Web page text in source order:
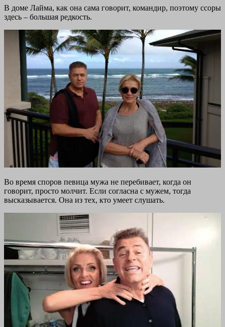
В доме Лайма, как она сама говорит, командир, поэтому ссоры
здесь – большая редкость.
Во время споров певица мужа не перебивает, когда он
говорит, просто молчит. Если согласна с мужем, тогда
высказывается. Она из тех, кто умеет слушать.